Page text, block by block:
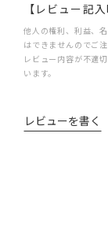
【レビュー記
他人の権利、利益、
はできませんのでご注
レビュー内容が不適
います。
レビューを書く